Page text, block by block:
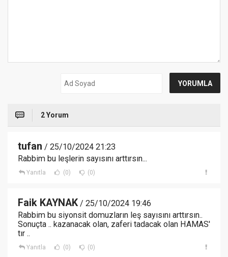
2 Yorum
tufan / 25/10/2024 21:23
Rabbim bu leşlerin sayısını arttırsın...
Yanıtla (0) (0)
Faik KAYNAK/ 25/10/2024 19:46
Rabbim bu siyonsit domuzların leş sayısını arttırsın..
Sonuçta .. kazanacak olan, zaferi tadacak olan HAMAS'
tır ..
Yanıtla (0) (0)